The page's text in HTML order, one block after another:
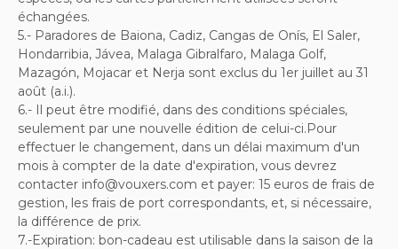
échangées.
5.- Paradores de Baiona, Cadiz, Cangas de Onís, El Saler,
Hondarribia, Jávea, Malaga Gibralfaro, Malaga Golf,
Mazagón, Mojacar et Nerja sont exclus du 1er juillet au 31
août (a.i.).
6.- Il peut être modifié, dans des conditions spéciales,
seulement par une nouvelle édition de celui-ci.Pour
effectuer le changement, dans un délai maximum d'un
mois à compter de la date d'expiration, vous devrez
contacter info@vouxers.com et payer: 15 euros de frais de
gestion, les frais de port correspondants, et, si nécessaire,
la différence de prix.
7.-Expiration: bon-cadeau est utilisable dans la saison de la